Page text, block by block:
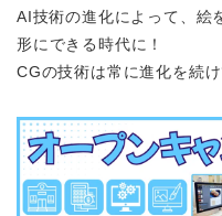
AI技術の進化によって、絵
形にできる時代に！
CGの技術は常に進化を続